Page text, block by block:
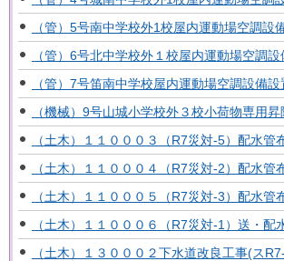
（管）5号南中学校外1校屋内運動場空調設
（管）6号北中学校外１校屋内運動場空調
（管）7号笛南中学校屋内運動場空調設備
（機械）9号山城小学校外３校小荷物専用
（土木）１１０００３（R7災対-5）配水管
（土木）１１０００４（R7災対-2）配水管
（土木）１１０００５（R7災対-3）配水管
（土木）１１０００６（R7災対-1）送・配
（土木）１３０００２下水道改良工事(ス